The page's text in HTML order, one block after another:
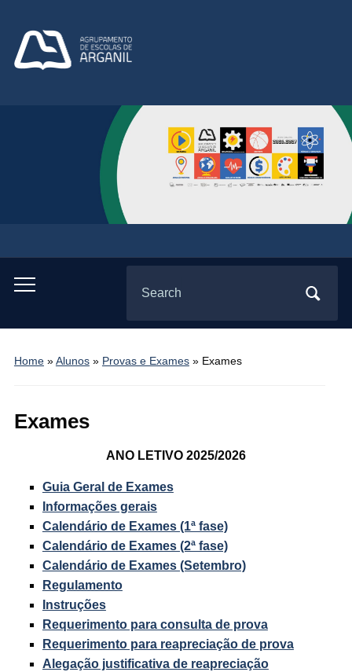
Toggle
menu
for:
Home»Alunos» Provas e Exames» Exames
Exames
ANO LETIVO 2025/2026
Guia Geral de Exames
Informações gerais
Calendário de Exames (1ª fase)
Calendário de Exames (2ª fase)
Calendário de Exames (Setembro)
Regulamento
Instruções
Requerimento para consulta de prova
Requerimento para reapreciação de prova
Alegação justificativa de reapreciação